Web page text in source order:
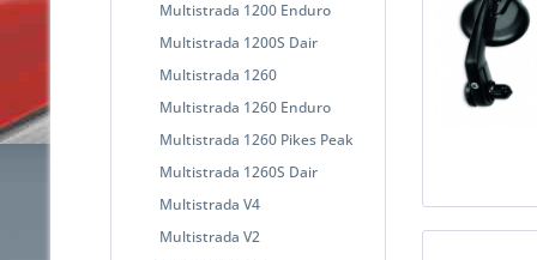
Multistrada 1200 Enduro
Multistrada 1200S Dair
Multistrada 1260
Multistrada 1260 Enduro
Multistrada 1260 Pikes Peak
Multistrada 1260S Dair
Multistrada V4
Multistrada V2